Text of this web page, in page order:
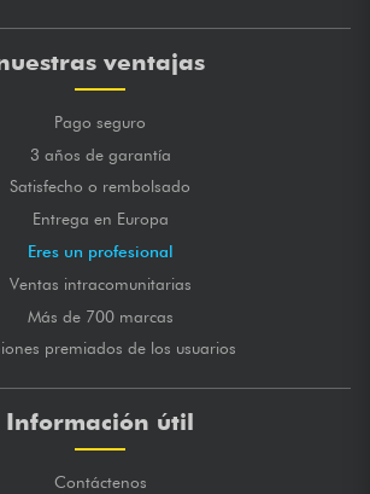
ventajas
Pago seguro
3 años de garantía
Satisfecho o rembolsado
Entrega en Europa
Eres un profesional
Ventas intracomunitarias
Más de 700 marcas
premiados de los usuarios
Información útil
Contáctenos